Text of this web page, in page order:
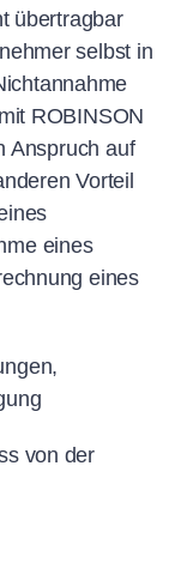
übertragbar
selbst in
ROBINSON
Anspruch auf
Vorteil
eines
eines
von der